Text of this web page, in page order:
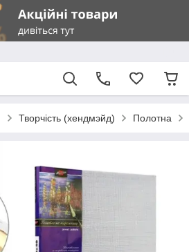
Творчість (хендмэйд) Полотна